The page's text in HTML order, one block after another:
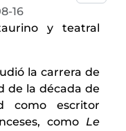
16
y teatral
la carrera de
de la década de
como escritor
como Le